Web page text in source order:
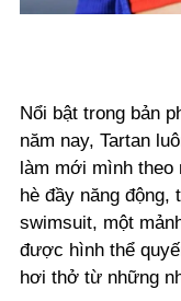
Nổi bật trong bản
năm nay, Tartan
làm mới mình
hè đầy năng động,
swimsuit, một
được hình thể
hơi thở từ những